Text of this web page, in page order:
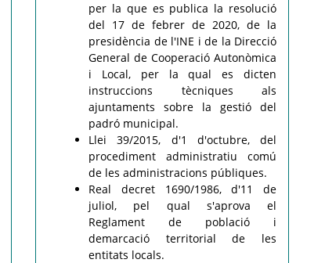
per la que es publica la resolució
del 17 de febrer de 2020, de la
presidència de l'INE i de la Direcció
General de Cooperació Autonòmica
i Local, per la qual es dicten
instruccions tècniques als
ajuntaments sobre la gestió del
padró municipal.
Llei 39/2015, d'1 d'octubre, del
procediment administratiu comú
de les administracions públiques.
Real decret 1690/1986, d'11 de
juliol, pel qual s'aprova el
Reglament de població i
demarcació territorial de les
entitats locals.